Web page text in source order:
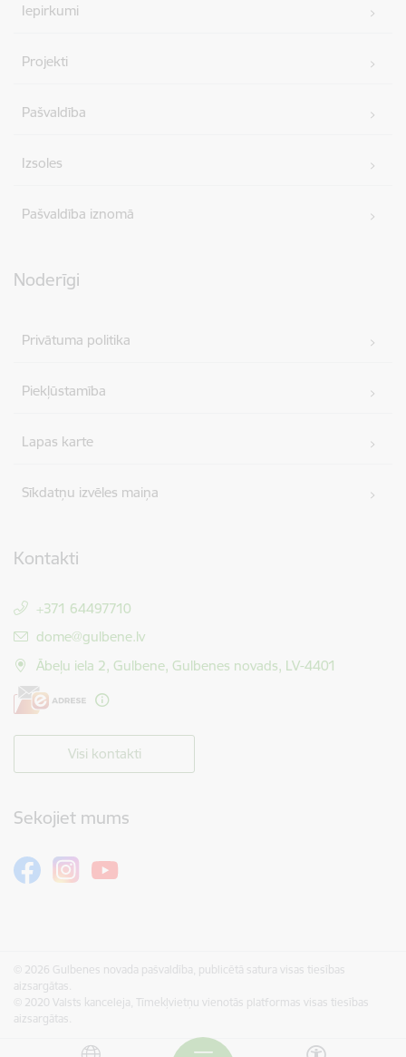
Iepirkumi
Projekti
Pašvaldība
Izsoles
Pašvaldība iznomā
Noderīgi
Privātuma politika
Piekļūstamība
Lapas karte
Sīkdatņu izvēles maiņa
Kontakti
+371 64497710
E-pasts:
dome@gulbene.lv
Ābeļu iela 2, Gulbene, Gulbenes novads, LV-4401
Visi kontakti
Sekojiet mums
© 2026 Gulbenes novada pašvaldība, publicētā satura visas tiesības
aizsargātas.
© 2020 Valsts kanceleja, Tīmekļvietņu vienotās platformas visas tiesības
aizsargātas.